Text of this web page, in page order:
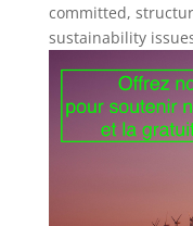
committed,
sustainability